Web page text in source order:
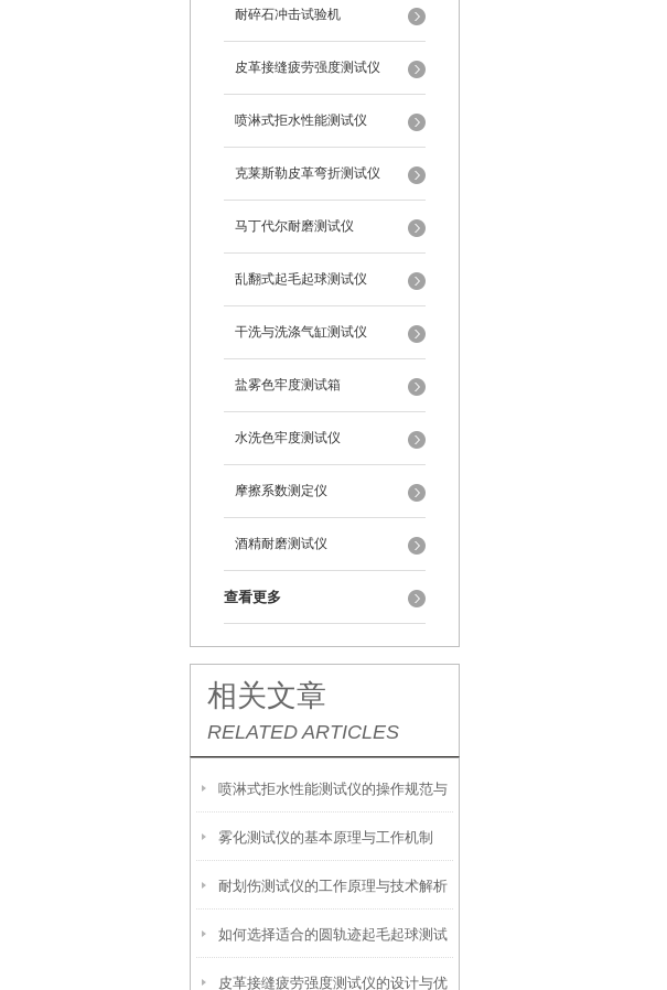
耐碎石冲击试验机
皮革接缝疲劳强度测试仪
喷淋式拒水性能测试仪
克莱斯勒皮革弯折测试仪
马丁代尔耐磨测试仪
乱翻式起毛起球测试仪
干洗与洗涤气缸测试仪
盐雾色牢度测试箱
水洗色牢度测试仪
摩擦系数测定仪
酒精耐磨测试仪
查看更多
相关文章
RELATED ARTICLES
喷淋式拒水性能测试仪的操作规范与
应用指南
雾化测试仪的基本原理与工作机制
耐划伤测试仪的工作原理与技术解析
如何选择适合的圆轨迹起毛起球测试
仪？
皮革接缝疲劳强度测试仪的设计与优